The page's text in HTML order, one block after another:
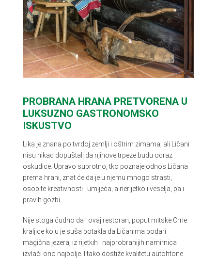
PROBRANA HRANA PRETVORENA U
LUKSUZNO GASTRONOMSKO
ISKUSTVO
Lika je znana po tvrdoj zemlji i oštrim zimama, ali Ličani
nisu nikad dopuštali da njihove trpeze budu odraz
oskudice. Upravo suprotno, tko poznaje odnos Ličana
prema hrani, znat će da je u njemu mnogo strasti,
osobite kreativnosti i umijeća, a nerijetko i veselja, pa i
pravih gozbi.
Nije stoga čudno da i ovaj restoran, poput mitske Crne
kraljice koju je suša potakla da Ličanima podari
magična jezera, iz rijetkih i najprobranijih namirnica
izvlači ono najbolje. I tako dostiže kvalitetu autohtone